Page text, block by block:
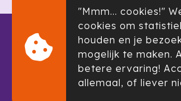
Informatie
Over ons
Showroom
"Mmm... cookies!"
cookies om
houden en je
mogelijk te maken.
betere ervaring!
allemaal, of liever